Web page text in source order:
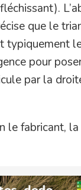
que le
typiquement
pour
par la
le fabricant,